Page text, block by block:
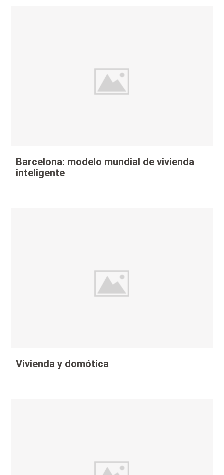
Barcelona: modelo mundial de vivienda
inteligente
Vivienda y domótica